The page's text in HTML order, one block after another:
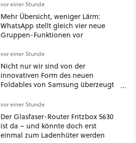
vor einer Stunde
Mehr Übersicht, weniger Lärm:
WhatsApp stellt gleich vier neue
Gruppen-Funktionen vor
vor einer Stunde
Nicht nur wir sind von der
innovativen Form des neuen
Foldables von Samsung überzeugt
neue Vorbesteller-Rekorde auf
vor einer Stunde
Der Glasfaser-Router Fritzbox 5630
ist da – und könnte doch erst
einmal zum Ladenhüter werden